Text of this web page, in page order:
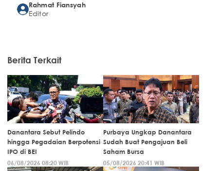
Rahmat Fiansyah
Editor
Berita Terkait
Danantara Sebut Pelindo
hingga Pegadaian Berpotensi
IPO di BEI
06/08/2026 08:20 WIB
Purbaya Ungkap Danantara
Sudah Buat Pengajuan Beli
Saham Bursa
05/08/2026 20:41 WIB